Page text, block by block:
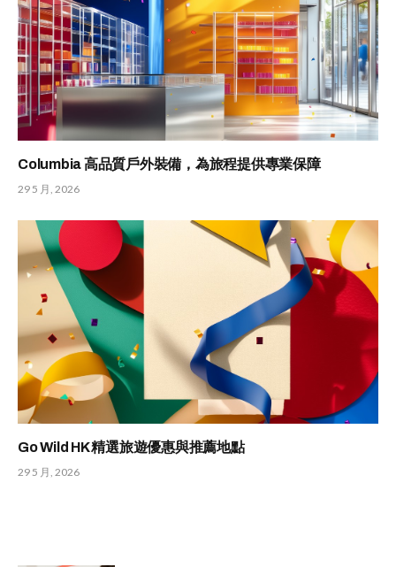
Columbia 高品質戶外裝備，為旅程提供專業保障
29 5 月, 2026
Go Wild HK 精選旅遊優惠與推薦地點
29 5 月, 2026